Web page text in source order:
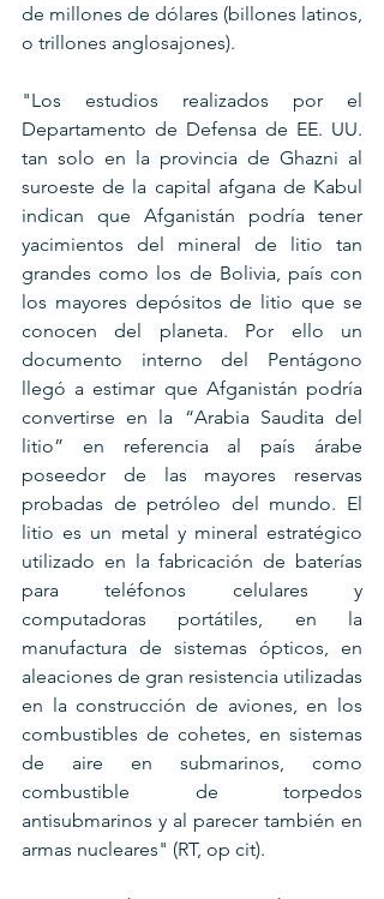
de millones de dólares (billones latinos,
o trillones anglosajones).
"Los estudios realizados por el
Departamento de Defensa de EE. UU.
tan solo en la provincia de Ghazni al
suroeste de la capital afgana de Kabul
indican que Afganistán podría tener
yacimientos del mineral de litio tan
grandes como los de Bolivia, país con
los mayores depósitos de litio que se
conocen del planeta. Por ello un
documento interno del Pentágono
llegó a estimar que Afganistán podría
convertirse en la “Arabia Saudita del
litio” en referencia al país árabe
poseedor de las mayores reservas
probadas de petróleo del mundo. El
litio es un metal y mineral estratégico
utilizado en la fabricación de baterías
para teléfonos celulares y
computadoras portátiles, en la
manufactura de sistemas ópticos, en
aleaciones de gran resistencia utilizadas
en la construcción de aviones, en los
combustibles de cohetes, en sistemas
de aire en submarinos, como
combustible de torpedos
antisubmarinos y al parecer también en
armas nucleares" (RT, op cit).